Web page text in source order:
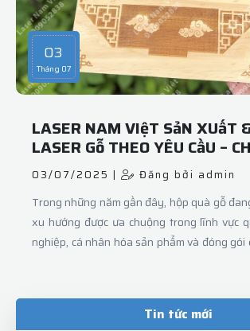
03
Tháng 07
LASER NAM VIệT SảN XUấT
LASER Gỗ THEO YÊU CầU –
Từ XƯởNG
03/07/2025 | Đăng bởi admin
Trong những năm gần đây, hộp quà gỗ
xu hướng được ưa chuộng trong lĩnh vực
nghiệp, cá nhân hóa sản phẩm và đóng gói
Việt, chúng tôi chuyên sản xuất & gia
gỗ theo yêu cầu, từ số lượng nhỏ đến sản
Tin tức mới